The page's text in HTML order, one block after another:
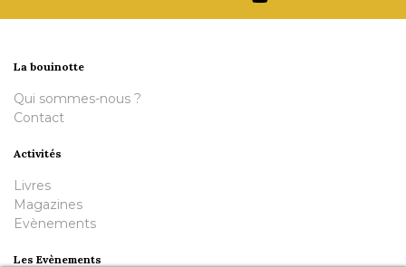
La bouinotte
Qui sommes-nous ?
Contact
Activités
Livres
Magazines
Evènements
Les Evènements